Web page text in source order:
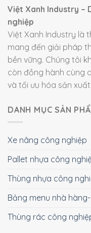
Việt Xanh Industry –
nghiệp
Việt Xanh Industry là
mang đến giải pháp
bền vững. Chúng tôi
còn đồng hành cùng
và tối ưu hóa sản xuất.
DANH MỤC SẢN
Xe nâng công nghiệp
Pallet nhựa công
Thùng nhựa công
Bảng menu nhà
Thùng rác công